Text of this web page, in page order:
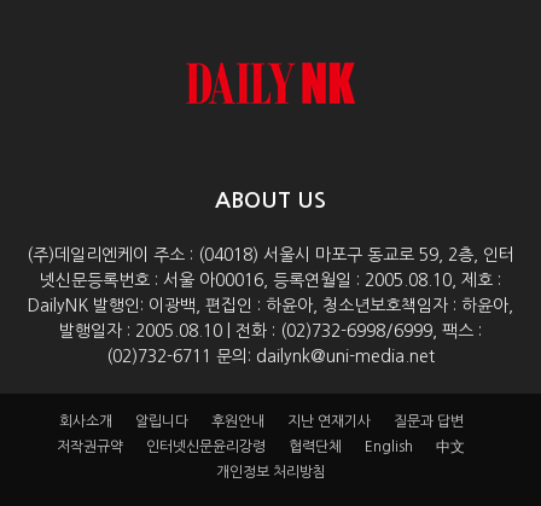
ABOUT US
(주)데일리엔케이 주소 : (04018) 서울시 마포구 동교로 59, 2층, 인터
넷신문등록번호 : 서울 아00016, 등록연월일 : 2005.08.10, 제호 :
DailyNK 발행인: 이광백, 편집인 : 하윤아, 청소년보호책임자 : 하윤아,
발행일자 : 2005.08.10 | 전화 : (02)732-6998/6999, 팩스 :
(02)732-6711 문의: dailynk@uni-media.net
회사소개 알립니다 후원안내 지난 연재기사
질문과 답변
저작권규약
인터넷신문윤리강령 협력단체 English
中文
개인정보 처리방침